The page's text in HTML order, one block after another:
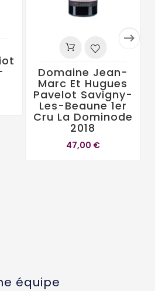

Domaine Jean-
Marc Et Hugues
Pavelot Savigny-
Les-Beaune 1er
Cru La Dominode
2018
47,00 €
équipe